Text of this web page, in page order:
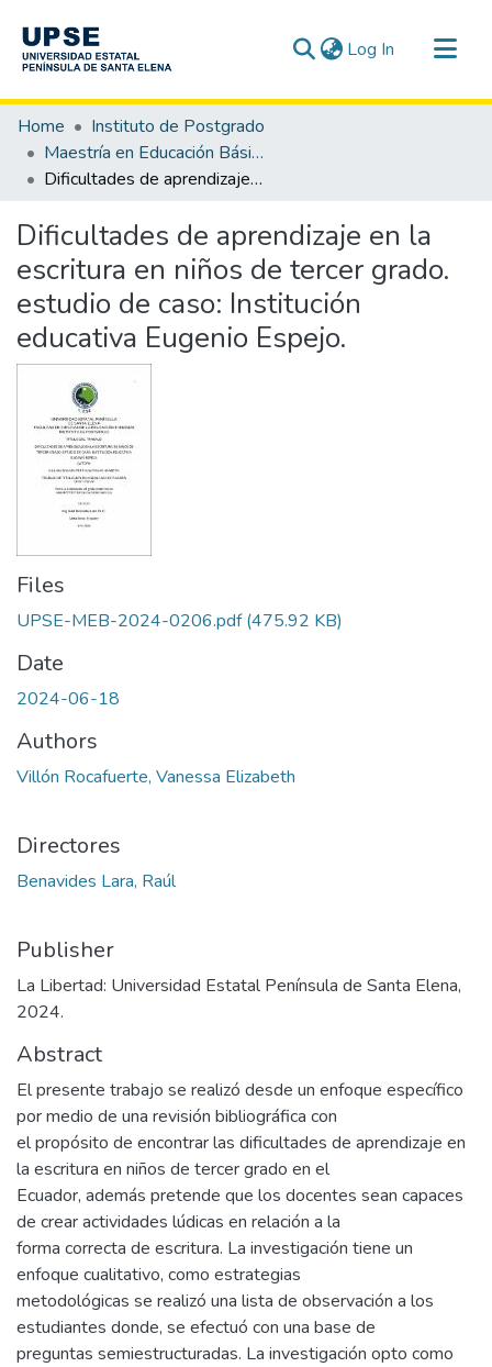
Log In (current)
Communities & Collections
All of DSpace
Statistics
Home
Instituto de Postgrado
Maestría en Educación Básica
Dificultades de aprendizaje en la escritura en niños de tercer grado. estudio de caso: Institución educativa Eugenio Espejo.
Dificultades de aprendizaje en la
escritura en niños de tercer grado.
estudio de caso: Institución
educativa Eugenio Espejo.
Files
UPSE-MEB-2024-0206.pdf(475.92 KB)
Date
2024-06-18
Authors
Villón Rocafuerte, Vanessa Elizabeth
Directores
Benavides Lara, Raúl
Publisher
La Libertad: Universidad Estatal Península de Santa Elena,
2024.
Abstract
El presente trabajo se realizó desde un enfoque específico
por medio de una revisión bibliográfica con
el propósito de encontrar las dificultades de aprendizaje en
la escritura en niños de tercer grado en el
Ecuador, además pretende que los docentes sean capaces
de crear actividades lúdicas en relación a la
forma correcta de escritura. La investigación tiene un
enfoque cualitativo, como estrategias
metodológicas se realizó una lista de observación a los
estudiantes donde, se efectuó con una base de
preguntas semiestructuradas. La investigación opto como